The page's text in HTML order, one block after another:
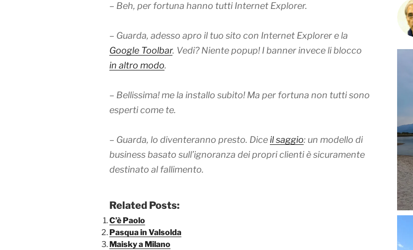
– Beh, per fortuna hanno tutti Internet Explorer.
– Guarda, adesso apro il tuo sito con Internet Explorer e la
Google Toolbar. Vedi? Niente popup! I banner invece li blocco
in altro modo.
– Bellissima! me la installo subito! Ma per fortuna non tutti sono
esperti come te.
– Guarda, lo diventeranno presto. Diceil saggio: un modello di
business basato sull’ignoranza dei propri clienti è sicuramente
destinato al fallimento.
Related Posts:
C’è Paolo
Pasqua in Valsolda
Maisky a Milano